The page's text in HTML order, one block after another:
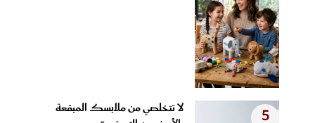
5
لا تتخلصي من ملابسك المبقعة